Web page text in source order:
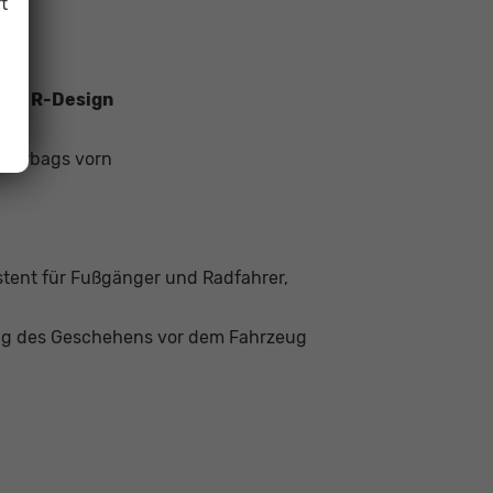
R-Design
vorn
für Fußgänger und Radfahrer,
des Geschehens vor dem Fahrzeug